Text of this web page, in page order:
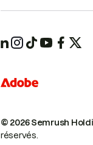
© 2026 Semrush
réservés.